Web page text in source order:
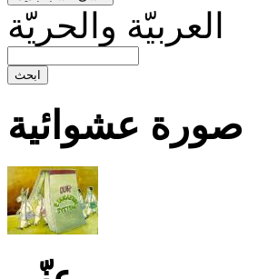
العربيّة والحريّة
صورة عشوائية